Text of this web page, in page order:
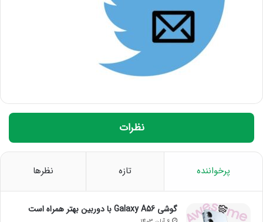
نظرات
پرخواننده تازه نظرها
گوشی Galaxy A56 با دوربین بهتر همراه است